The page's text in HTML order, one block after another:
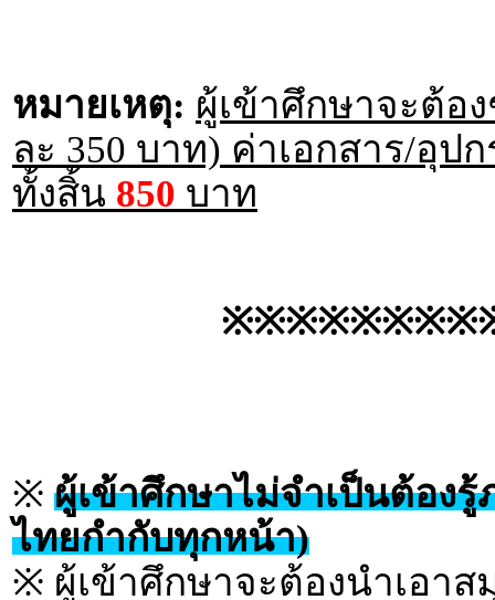
หมายเหตุ: ผู้เข้าศึกษาจะต้อ
ละ 350 บาท) ค่าเอกสาร/อุป
ทั้งสิ้น 850 บาท
※ ผู้เข้าศึกษาไม่จำเป็นต้อง
ไทยกำกับทุกหน้า)
※ ผู้เข้าศึกษาจะต้องนำเอา